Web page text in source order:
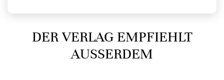
DER VERLAG EMPFIEHLT
AUSSERDEM